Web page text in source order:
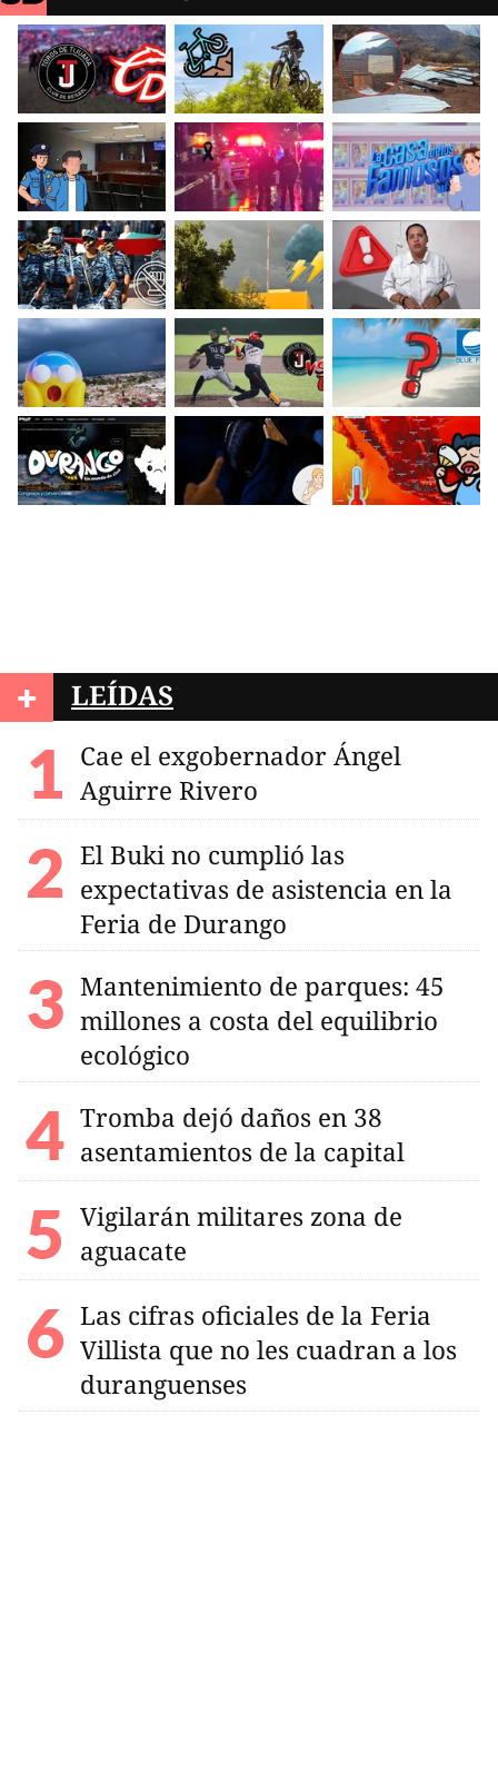
+ LEÍDAS
Cae el exgobernador Ángel
Aguirre Rivero
El Buki no cumplió las
expectativas de asistencia en la
Feria de Durango
Mantenimiento de parques: 45
millones a costa del equilibrio
ecológico
Tromba dejó daños en 38
asentamientos de la capital
Vigilarán militares zona de
aguacate
Las cifras oficiales de la Feria
Villista que no les cuadran a los
duranguenses